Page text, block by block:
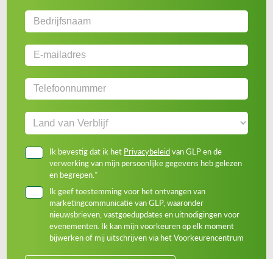
Ik bevestig dat ik het Privacybeleidvan GLP en de
verwerking van mijn persoonlijke gegevens heb gelezen
en begrepen.*
Ik geef toestemming voor het ontvangen van
marketingcommunicatie van GLP, waaronder
nieuwsbrieven, vastgoedupdates en uitnodigingen voor
evenementen. Ik kan mijn voorkeuren op elk moment
bijwerken of mij uitschrijven via het Voorkeurencentrum